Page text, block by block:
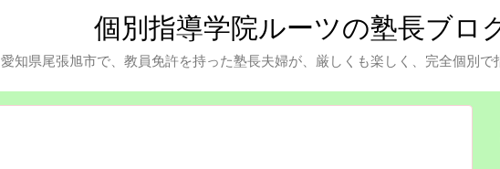
個別指導学院ルーツの塾長ブロ
愛知県尾張旭市で、教員免許を持った塾長夫婦が、厳しくも楽しく、完全個別で